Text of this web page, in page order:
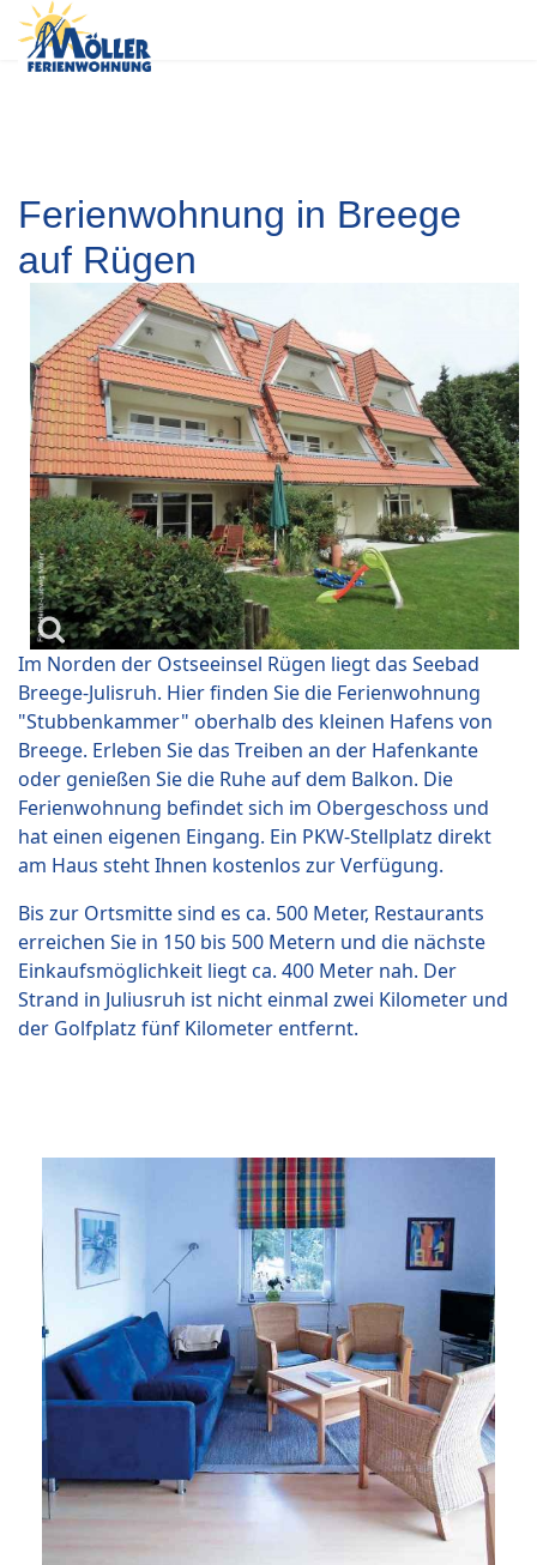
Ferienwohnung in Breege
auf Rügen
Im Norden der Ostseeinsel Rügen liegt das Seebad
Breege-Julisruh. Hier finden Sie die Ferienwohnung
"Stubbenkammer" oberhalb des kleinen Hafens von
Breege. Erleben Sie das Treiben an der Hafenkante
oder genießen Sie die Ruhe auf dem Balkon. Die
Ferienwohnung befindet sich im Obergeschoss und
hat einen eigenen Eingang. Ein PKW-Stellplatz direkt
am Haus steht Ihnen kostenlos zur Verfügung.
Bis zur Ortsmitte sind es ca. 500 Meter, Restaurants
erreichen Sie in 150 bis 500 Metern und die nächste
Einkaufsmöglichkeit liegt ca. 400 Meter nah. Der
Strand in Juliusruh ist nicht einmal zwei Kilometer und
der Golfplatz fünf Kilometer entfernt.